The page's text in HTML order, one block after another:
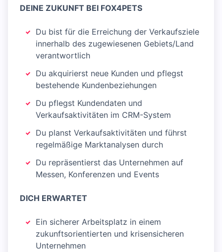
DEINE ZUKUNFT BEI FOX4PETS
Du bist für die Erreichung der Verkaufsziele
innerhalb des zugewiesenen Gebiets/Land
verantwortlich
Du akquirierst neue Kunden und pflegst
bestehende Kundenbeziehungen
Du pflegst Kundendaten und
Verkaufsaktivitäten im CRM-System
Du planst Verkaufsaktivitäten und führst
regelmäßige Marktanalysen durch
Du repräsentierst das Unternehmen auf
Messen, Konferenzen und Events
DICH ERWARTET
Ein sicherer Arbeitsplatz in einem
zukunftsorientierten und krisensicheren
Unternehmen